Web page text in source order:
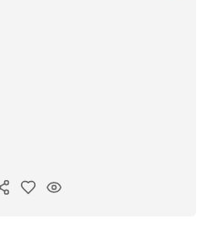
Copiar link